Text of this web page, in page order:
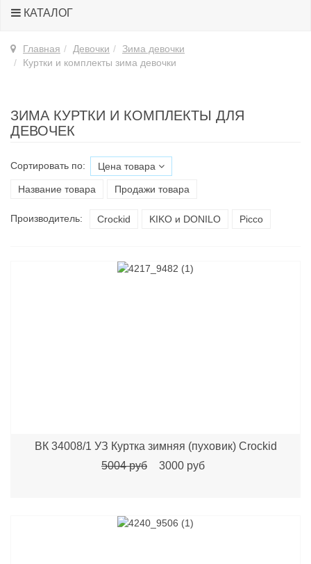
КАТАЛОГ
Главная Девочки
Зима девочки
Куртки и комплекты зима девочки
ЗИМА КУРТКИ И КОМПЛЕКТЫ ДЛЯ
ДЕВОЧЕК
Сортировать по: Цена товара
Название товара Продажи товара
Производитель: Croсkid KIKO и DONILO Picco
ВК 34008/1 УЗ Куртка зимняя (пуховик) Crockid
5004 руб
3000 руб